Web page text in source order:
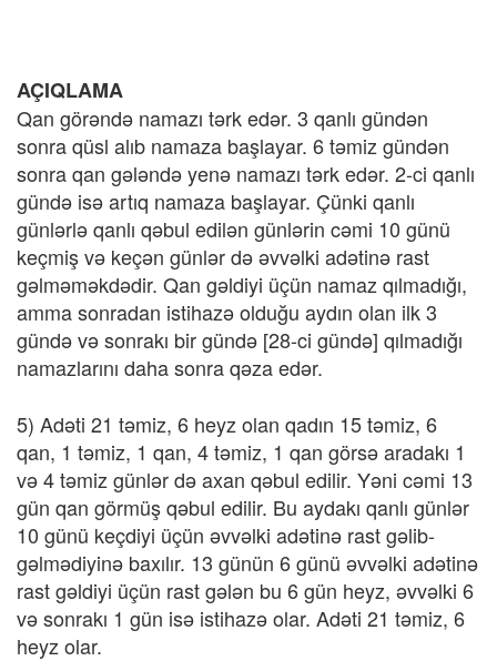
AÇIQLAMA
Qan görəndə namazı tərk edər. 3 qanlı gündən
sonra qüsl alıb namaza başlayar. 6 təmiz gündən
sonra qan gələndə yenə namazı tərk edər. 2-ci qanlı
gündə isə artıq namaza başlayar. Çünki qanlı
günlərlə qanlı qəbul edilən günlərin cəmi 10 günü
keçmiş və keçən günlər də əvvəlki adətinə rast
gəlməməkdədir. Qan gəldiyi üçün namaz qılmadığı,
amma sonradan istihazə olduğu aydın olan ilk 3
gündə və sonrakı bir gündə [28-ci gündə] qılmadığı
namazlarını daha sonra qəza edər.
5) Adəti 21 təmiz, 6 heyz olan qadın 15 təmiz, 6
qan, 1 təmiz, 1 qan, 4 təmiz, 1 qan görsə aradakı 1
və 4 təmiz günlər də axan qəbul edilir. Yəni cəmi 13
gün qan görmüş qəbul edilir. Bu aydakı qanlı günlər
10 günü keçdiyi üçün əvvəlki adətinə rast gəlib-
gəlmədiyinə baxılır. 13 günün 6 günü əvvəlki adətinə
rast gəldiyi üçün rast gələn bu 6 gün heyz, əvvəlki 6
və sonrakı 1 gün isə istihazə olar. Adəti 21 təmiz, 6
heyz olar.